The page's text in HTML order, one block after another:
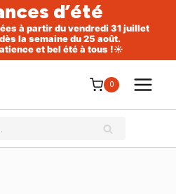
d’été
à partir du vendredi 31 juillet
la semaine du 25 août.
et bel été à tous !☀️
0
RECHERCHE